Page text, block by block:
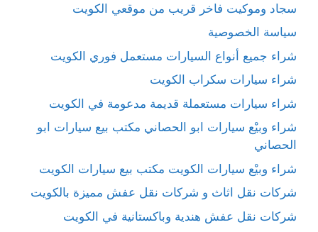
سجاد وموكيت فاخر قريب من موقعي الكويت
سياسة الخصوصية
شراء جميع أنواع السيارات مستعمل فوري الكويت
شراء سيارات سكراب الكويت
شراء سيارات مستعملة قديمة مدعومة في الكويت
شراء وبيْع سيارات ابو الحصاني مكتب بيع سيارات ابو
الحصاني
شراء وبيْع سيارات الكويت مكتب بيع سيارات الكويت
شركات نقل اثاث و شركات نقل عفش مميزة بالكويت
شركات نقل عفش هندية وباكستانية في الكويت